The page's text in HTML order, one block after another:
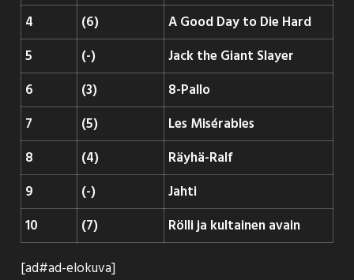
4
(6)
A Good Day to Die Hard
5
(-)
Jack the Giant Slayer
6
(3)
8-Pallo
7
(5)
Les Misérables
8
(4)
Räyhä-Ralf
9
(-)
Jahti
10
(7)
Rölli ja kultainen avain
[ad#ad-elokuva]